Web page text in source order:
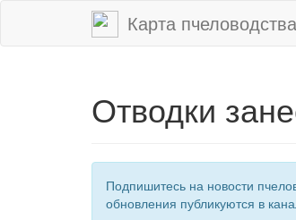
Карта пчеловодства
Отводки
Подпишитесь на новости
обновления публикуются в